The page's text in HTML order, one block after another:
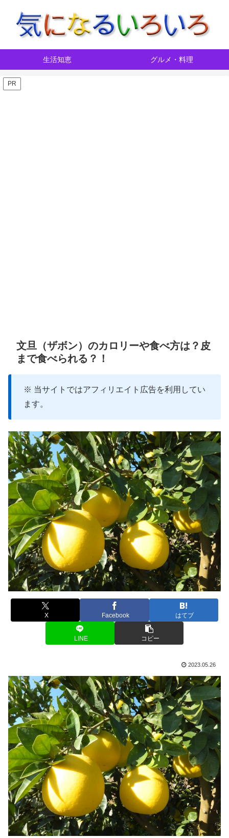
生活知恵 グルメ・料理
PR
文旦（ザボン）のカロリーや食べ方は？皮
まで食べられる？！
※ 当サイトではアフィリエイト広告を利用してい
ます。
X Facebook はてブ
LINE コピー
2023.05.26